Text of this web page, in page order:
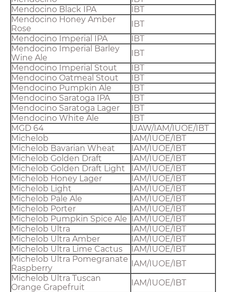
Mendocino Black IPA
IBT
Mendocino Honey Amber
Rose
IBT
Mendocino Imperial IPA
IBT
Mendocino Imperial Barley
Wine Ale
IBT
Mendocino Imperial Stout
IBT
Mendocino Oatmeal Stout
IBT
Mendocino Pumpkin Ale
IBT
Mendocino Saratoga IPA
IBT
Mendocino Saratoga Lager
IBT
Mendocino White Ale
IBT
MGD 64
UAW/IAM/IUOE/IBT
Michelob
IAM/IUOE/IBT
Michelob Bavarian Wheat
IAM/IUOE/IBT
Michelob Golden Draft
IAM/IUOE/IBT
Michelob Golden Draft Light
IAM/IUOE/IBT
Michelob Honey Lager
IAM/IUOE/IBT
Michelob Light
IAM/IUOE/IBT
Michelob Pale Ale
IAM/IUOE/IBT
Michelob Porter
IAM/IUOE/IBT
Michelob Pumpkin Spice Ale IAM/IUOE/IBT
Michelob Ultra
IAM/IUOE/IBT
Michelob Ultra Amber
IAM/IUOE/IBT
Michelob Ultra Lime Cactus
IAM/IUOE/IBT
Michelob Ultra Pomegranate
Raspberry
IAM/IUOE/IBT
Michelob Ultra Tuscan
Orange Grapefruit
IAM/IUOE/IBT